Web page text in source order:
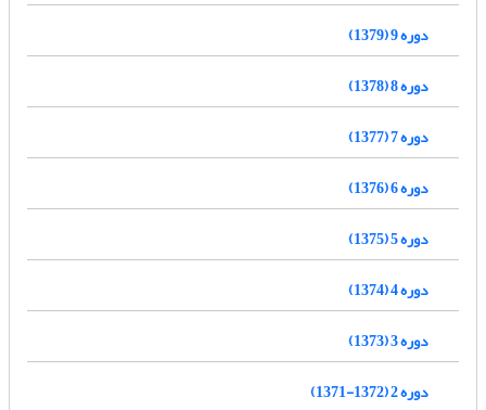
دوره 9 (1379)
دوره 8 (1378)
دوره 7 (1377)
دوره 6 (1376)
دوره 5 (1375)
دوره 4 (1374)
دوره 3 (1373)
دوره 2 (1372-1371)